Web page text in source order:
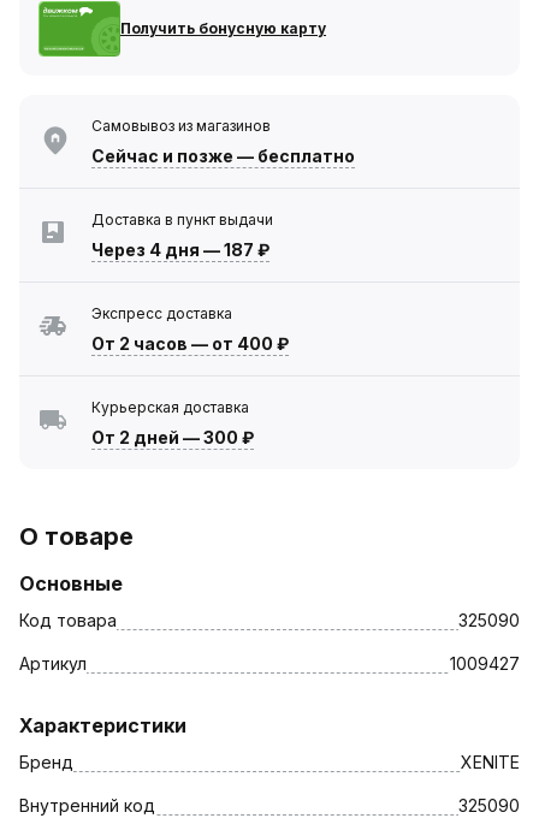
Получить бонусную карту
Самовывоз из магазинов
Сейчас и позже — бесплатно
Доставка в пункт выдачи
Через 4 дня —187 ₽
Экспресс доставка
От 2 часов — от 400 ₽
Курьерская доставка
От 2 дней —300 ₽
О товаре
Основные
Код товара 325090
Артикул 1009427
Характеристики
Бренд XENITE
Внутренний код 325090